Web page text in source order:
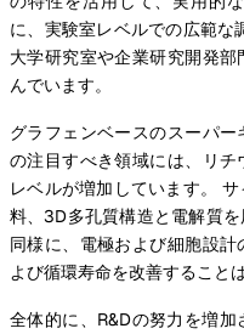
に、実験室レベルでの広範
大学研究室や企業研究開発
んでいます。
グラフェンベースのスーパ
の注目すべき領域には、リ
レベルが増加しています。
料、3D多孔質構造と電解質を
同様に、電極および細胞設
よび循環寿命を改善すること
全体的に、R&Dの努力を増